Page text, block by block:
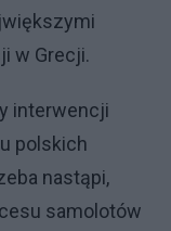
w Grecji.
interwencji
polskich
nastąpi,
samolotów